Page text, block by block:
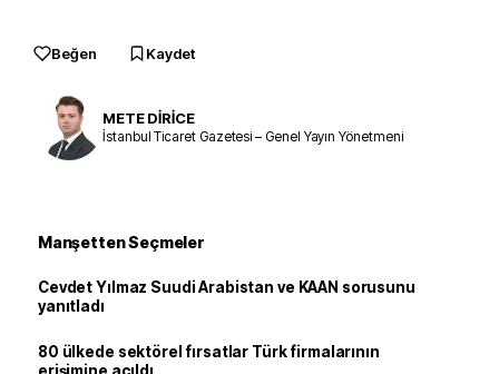
Beğen Kaydet
METE DİRİCE
İstanbul Ticaret Gazetesi – Genel Yayın Yönetmeni
Manşetten Seçmeler
Cevdet Yılmaz Suudi Arabistan ve KAAN sorusunu
yanıtladı
80 ülkede sektörel fırsatlar Türk firmalarının